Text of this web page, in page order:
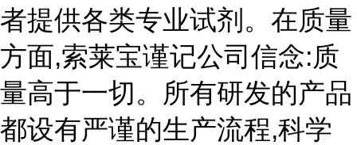
者提供各类专业试剂。在质量
方面,索莱宝谨记公司信念:质
量高于一切。所有研发的产品
都设有严谨的生产流程,科学